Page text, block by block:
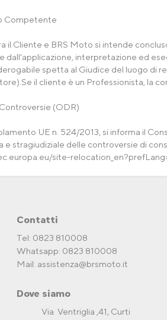
Competente
il Cliente e BRS Moto si intende
dall'applicazione, interpretazione ed
spetta al Giudice del luogo di
il cliente è un Professionista, la
(ODR)
UE n. 524/2013, si informa il
e stragiudiziale delle controversie di
site-
Contatti
Tel: 0823 810008
Whatsapp: 0823 810008
Mail: assistenza@brsmoto.it
Dove siamo
Via Ventriglia ,41, Curti